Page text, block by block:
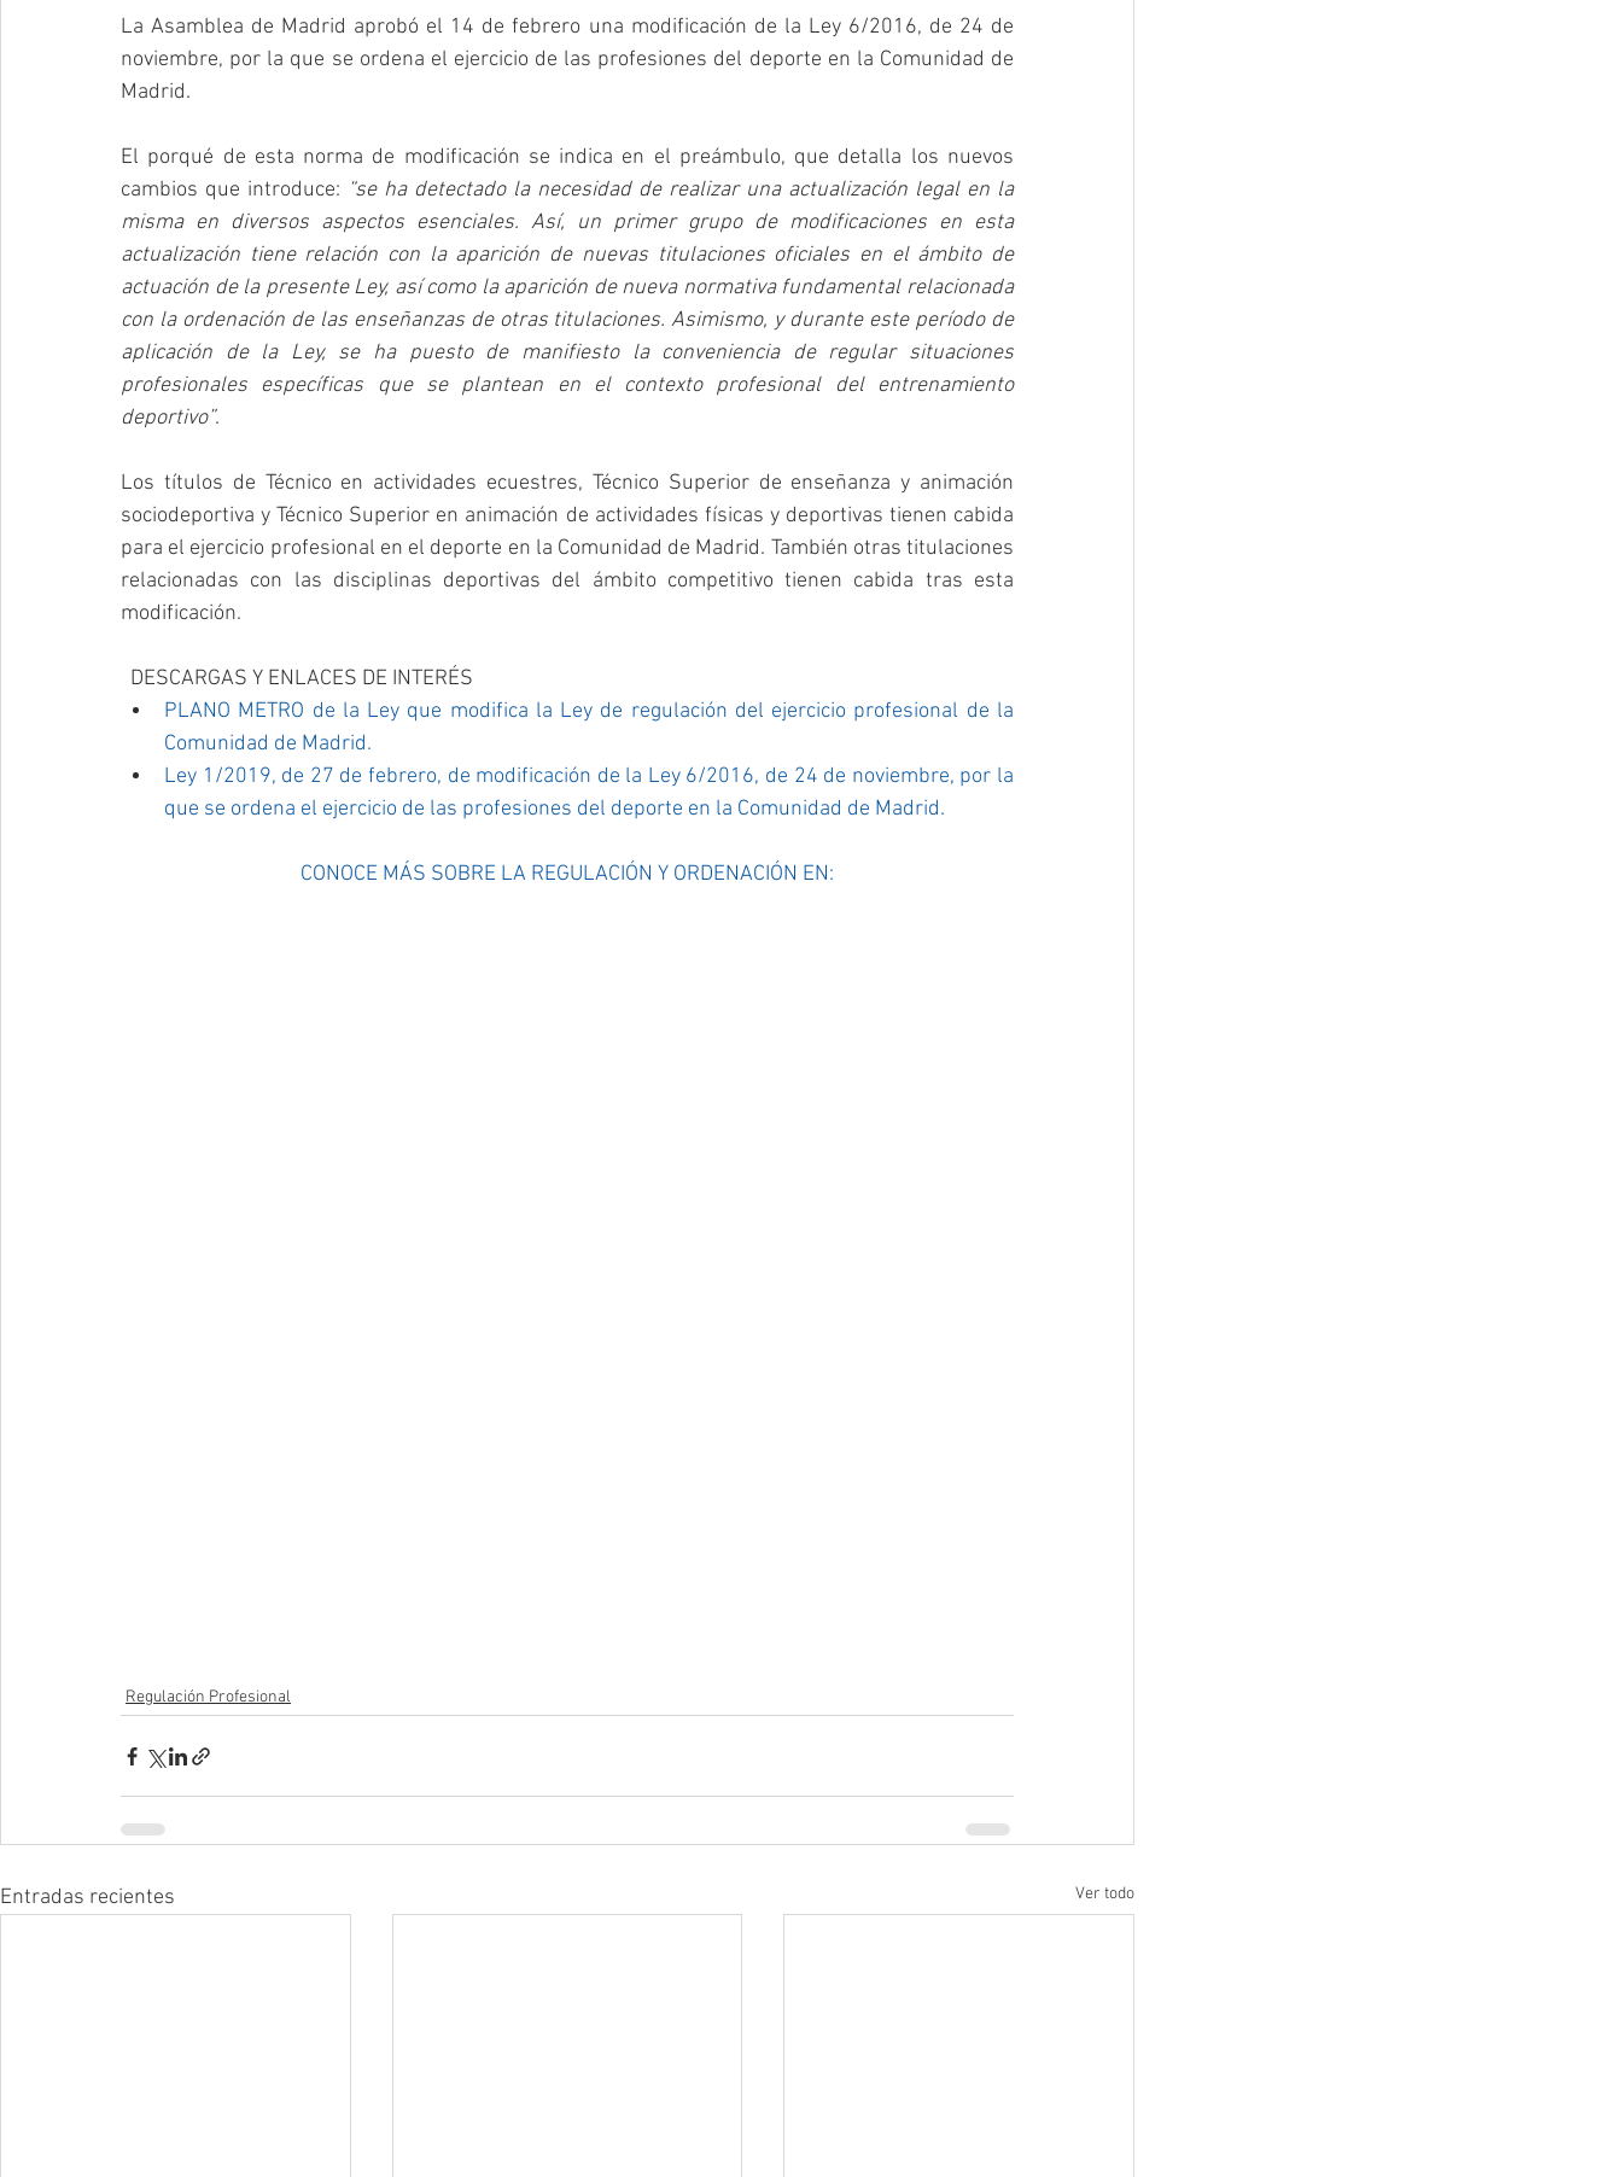
La Asamblea de Madrid aprobó el 14 de febrero una modificación de la Ley 6/2016, de 24 de
noviembre, por la que se ordena el ejercicio de las profesiones del deporte en la Comunidad de
Madrid.
El porqué de esta norma de modificación se indica en el preámbulo, que detalla los nuevos
cambios que introduce: “se ha detectado la necesidad de realizar una actualización legal en la
misma en diversos aspectos esenciales. Así, un primer grupo de modificaciones en esta
actualización tiene relación con la aparición de nuevas titulaciones oficiales en el ámbito de
actuación de la presente Ley, así como la aparición de nueva normativa fundamental relacionada
con la ordenación de las enseñanzas de otras titulaciones. Asimismo, y durante este período de
aplicación de la Ley, se ha puesto de manifiesto la conveniencia de regular situaciones
profesionales específicas que se plantean en el contexto profesional del entrenamiento
deportivo”.
Los títulos de Técnico en actividades ecuestres, Técnico Superior de enseñanza y animación
sociodeportiva y Técnico Superior en animación de actividades físicas y deportivas tienen cabida
para el ejercicio profesional en el deporte en la Comunidad de Madrid. También otras titulaciones
relacionadas con las disciplinas deportivas del ámbito competitivo tienen cabida tras esta
modificación.
  DESCARGAS Y ENLACES DE INTERÉS
PLANO METRO de la Ley que modifica la Ley de regulación del ejercicio profesional de la
Comunidad de Madrid.
Ley 1/2019, de 27 de febrero, de modificación de la Ley 6/2016, de 24 de noviembre, por la
que se ordena el ejercicio de las profesiones del deporte en la Comunidad de Madrid.
CONOCE MÁS SOBRE LA REGULACIÓN Y ORDENACIÓN EN:
Regulación Profesional
Entradas recientes Ver todo